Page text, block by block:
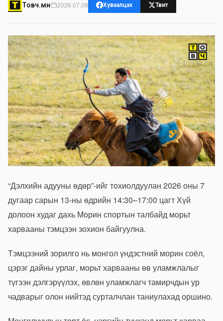
Товч.мн 2026.07.09 Хуваалцах Твит
“Дэлхийн адууны өдөр”-ийг тохиолдуулан 2026 оны 7
дугаар сарын 13-ны өдрийн 14:30–17:00 цагт Хүй
долоон худаг дахь Морин спортын талбайд морьт
харвааны тэмцээн зохион байгуулна.
Тэмцээний зорилго нь монгол үндэстний морин соёл,
цэрэг дайны урлаг, морьт харвааны өв уламжлалыг
түгээн дэлгэрүүлэх, өвлөн уламжлагч тамирчдын ур
чадварыг олон нийтэд сурталчлан таниулахад оршино.